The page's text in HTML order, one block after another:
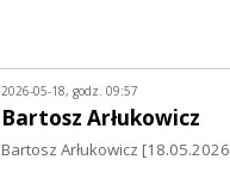
2026-05-18, godz. 09:57
Bartosz Arłukowicz
Bartosz Arłukowicz